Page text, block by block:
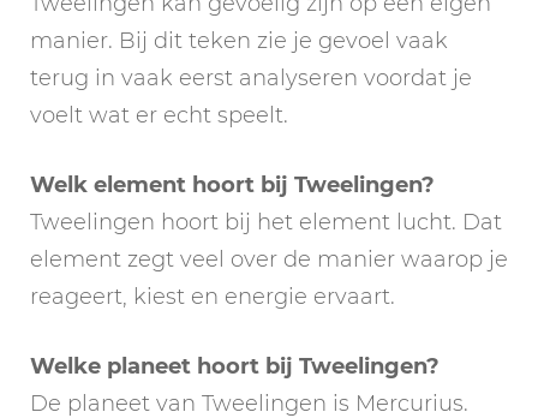
manier. Bij dit teken zie je gevoel vaak
terug in vaak eerst analyseren voordat je
voelt wat er echt speelt.
Welk element hoort bij Tweelingen?
Tweelingen hoort bij het element lucht. Dat
element zegt veel over de manier waarop je
reageert, kiest en energie ervaart.
Welke planeet hoort bij Tweelingen?
De planeet van Tweelingen is Mercurius.